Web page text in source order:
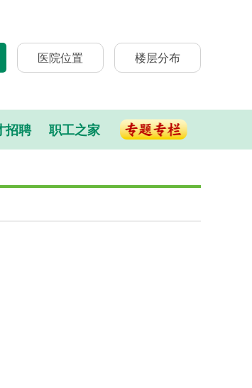
楼层分布
医院位置
招聘 职工之家